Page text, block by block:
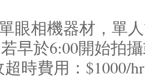
眼相機器材，單
早於6:00開始拍
時費用：$1000/